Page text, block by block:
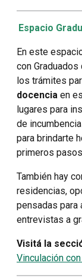
Espacio
En este
con
los trámites
docencia en
lugares para
de
para brindarte
primeros
También hay
residencias,
pensadas para
entrevistas a
Visitá la
Vinculación